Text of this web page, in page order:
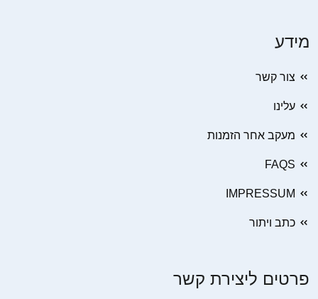
מידע
צור קשר
עלינו
מעקב אחר הזמנות
FAQS
IMPRESSUM
כתב ויתור
פרטים ליצירת קשר